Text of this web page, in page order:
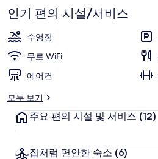
기
인기 편의 시설/서비스
수영장
무료 WiFi
에어컨
모두 보기
주요 편의 시설 및 서비스 (12)
집처럼 편안한 숙소 (6)